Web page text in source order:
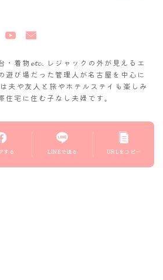
・着物𝓮𝓽𝓬. レジャックの外が見えるエ
遊び場だった管理人が名古屋を中心に
夫や友人と旅やホテルステイも楽しみ
宅に住む子なし夫婦です。
する LINEで送る URLをコピー